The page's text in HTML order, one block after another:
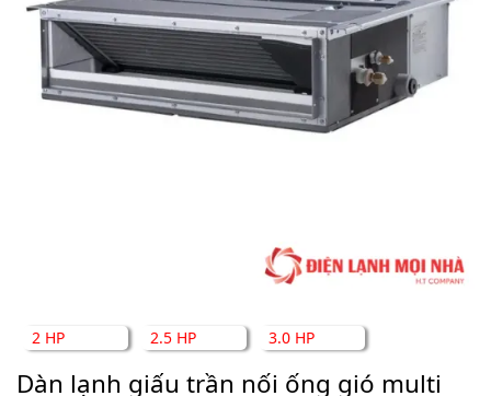
2 HP 2.5 HP 3.0 HP
Dàn lạnh giấu trần nối ống gió multi